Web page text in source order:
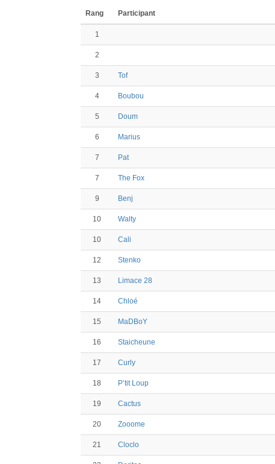
Rang Participant
1
2
3 Tof
4 Boubou
5 Doum
6 Marius
7 Pat
7 The Fox
9 Benj
10 Walty
10 Cali
12 Stenko
13 Limace 28
14 Chloé
15 MaDBoY
16 Staicheune
17 Curly
18 P’tit Loup
19 Cactus
20 Zooome
21 Cloclo